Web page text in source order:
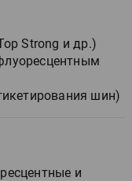
Strong и др.)
шин)
и